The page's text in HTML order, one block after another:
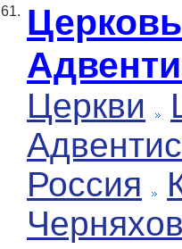
61.
Церкви
Россия